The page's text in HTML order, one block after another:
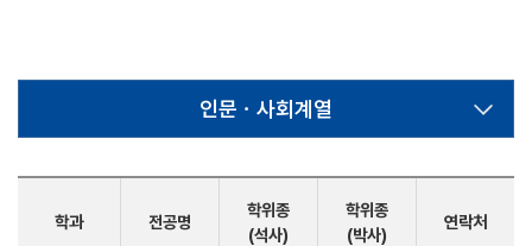
인문ㆍ사회계열
학과 전공명
학위종
(석사)
학위종
(박사)
연락처